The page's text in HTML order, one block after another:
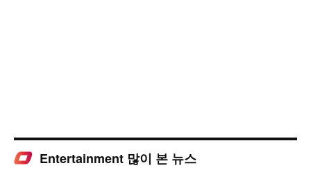
Entertainment 많이 본 뉴스